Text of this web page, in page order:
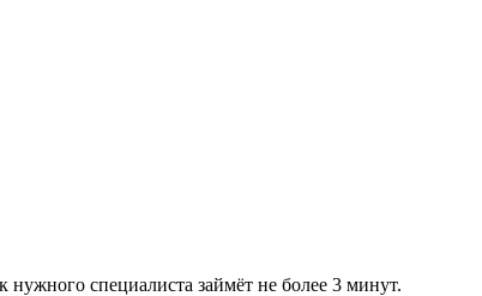
специалиста займёт не более 3 минут.